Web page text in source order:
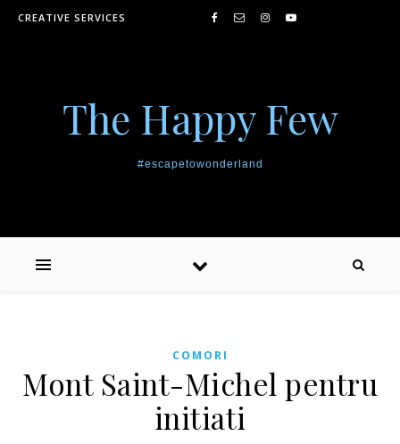
Skip to content
CREATIVE SERVICES
The Happy Few
#escapetowonderland
COMORI
Mont Saint-Michel pentru
initiati